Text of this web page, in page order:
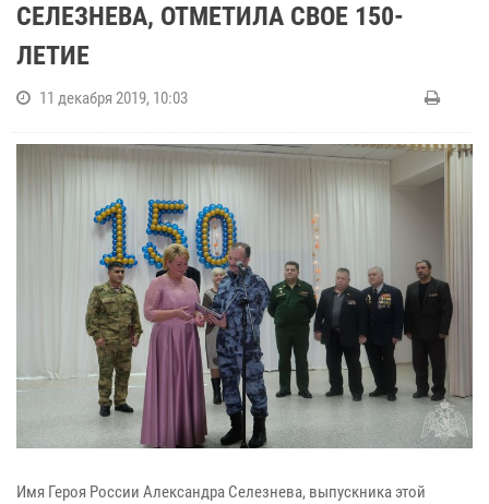
СЕЛЕЗНЕВА, ОТМЕТИЛА СВОЕ 150-
ЛЕТИЕ
11 декабря 2019, 10:03
Имя Героя России Александра Селезнева, выпускника этой